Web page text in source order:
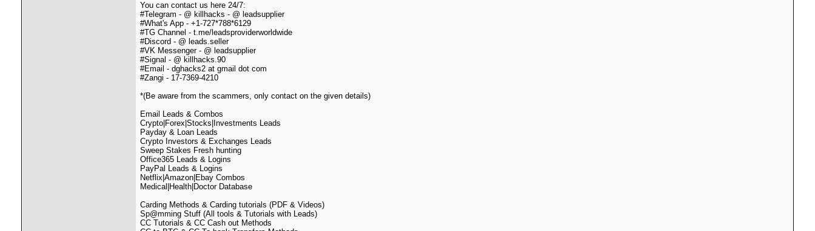
You can contact us here 24/7:
#Telegram - @ killhacks - @ leadsupplier
#What's App - +1-727*788*6129
#TG Channel - t.me/leadsproviderworldwide
#Discord - @ leads.seller
#VK Messenger - @ leadsupplier
#Signal - @ killhacks.90
#Email - dghacks2 at gmail dot com
#Zangi - 17-7369-4210
*(Be aware from the scammers, only contact on the given details)
Email Leads & Combos
Crypto|Forex|Stocks|Investments Leads
Payday & Loan Leads
Crypto Investors & Exchanges Leads
Sweep Stakes Fresh hunting
Office365 Leads & Logins
PayPal Leads & Logins
Netflix|Amazon|Ebay Combos
Medical|Health|Doctor Database
Carding Methods & Carding tutorials (PDF & Videos)
Sp@mming Stuff (All tools & Tutorials with Leads)
CC Tutorials & CC Cash out Methods